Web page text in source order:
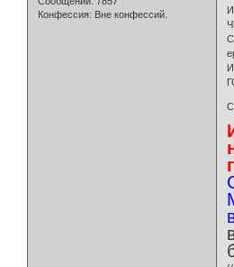
Конфессия: Вне конфессий.